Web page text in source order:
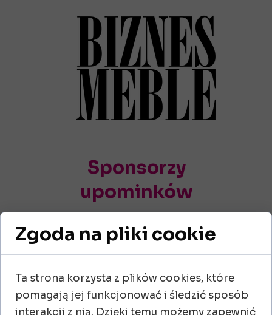
Sponsorzy
upominków
Zgoda na pliki cookie
Ta strona korzysta z plików cookies, które
pomagają jej funkcjonować i śledzić sposób
interakcji z nią. Dzięki temu możemy zapewnić